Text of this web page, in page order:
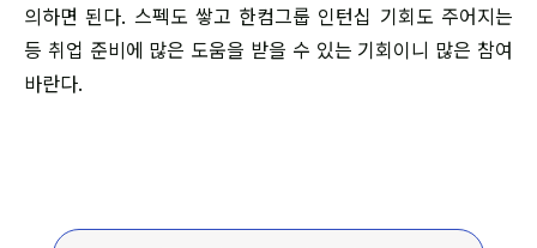
의하면 된다. 스펙도 쌓고 한컴그룹 인턴십 기회도 주어지는
등 취업 준비에 많은 도움을 받을 수 있는 기회이니 많은 참여
바란다.